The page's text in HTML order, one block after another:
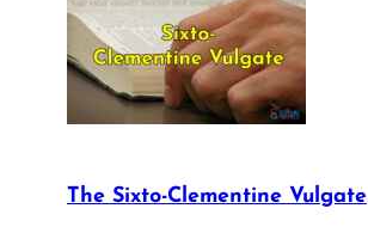
The Sixto-Clementine Vulgate